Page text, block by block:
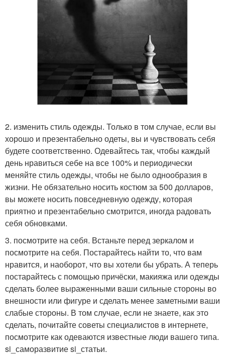
2. изменить стиль одежды. Только в том случае, если вы
хорошо и презентабельно одеты, вы и чувствовать себя
будете соответственно. Одевайтесь так, чтобы каждый
день нравиться себе на все 100% и периодически
меняйте стиль одежды, чтобы не было однообразия в
жизни. Не обязательно носить костюм за 500 долларов,
вы можете носить повседневную одежду, которая
приятно и презентабельно смотрится, иногда радовать
себя обновками.
3. посмотрите на себя. Встаньте перед зеркалом и
посмотрите на себя. Постарайтесь найти то, что вам
нравится, и наоборот, что вы хотели бы убрать. А теперь
постарайтесь с помощью причёски, макияжа или одежды
сделать более выраженными ваши сильные стороны во
внешности или фигуре и сделать менее заметными ваши
слабые стороны. В том случае, если не знаете, как это
сделать, почитайте советы специалистов в интернете,
посмотрите как одеваются известные люди вашего типа.
si_саморазвитие si_статьи.